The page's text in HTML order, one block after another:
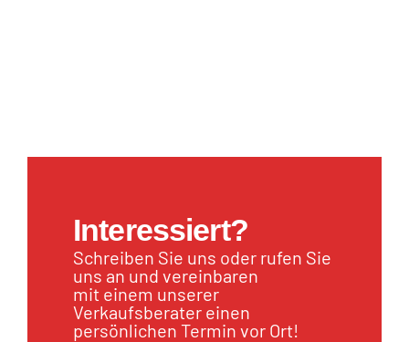
Interessiert?
Schreiben Sie uns oder rufen Sie
uns an und vereinbaren
mit einem unserer
Verkaufsberater einen
persönlichen Termin vor Ort!